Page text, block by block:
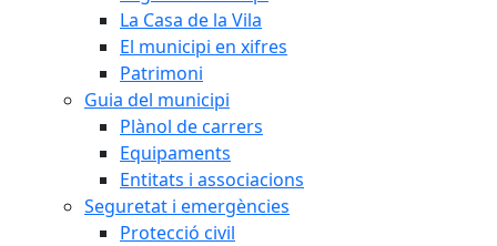
La Casa de la Vila
El municipi en xifres
Patrimoni
Guia del municipi
Plànol de carrers
Equipaments
Entitats i associacions
Seguretat i emergències
Protecció civil